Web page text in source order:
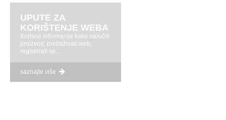
UPUTE ZA
KORIŠTENJE WEBA
Korisne informacije kako naručiti
proizvod, pretraživati web,
registrirati se...
saznajte više